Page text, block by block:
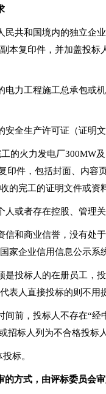
民共和国境内的独立企
本复印件，并加盖投
电力工程施工总承包或
安全生产许可证（证明
的火力发电厂300MW
印件，包括封面、内容
的完工的证明文件或资
人或者存在控股、管理
信和商业信誉，没有处
家企业信用信息公示系
是投标人的在册员工，
表人直接投标的则不用
间前，投标人不存在“
招标人列为不合格投标
标。
的方式，由评标委员会